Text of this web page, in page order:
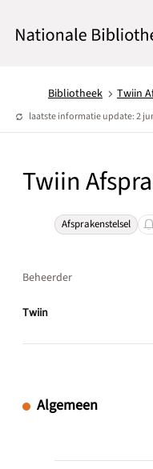
Bibliotheek Twiin
laatste informatie update: 2
Twiin
Afsprakenstelsel
Beheerder
Twiin
Algemeen